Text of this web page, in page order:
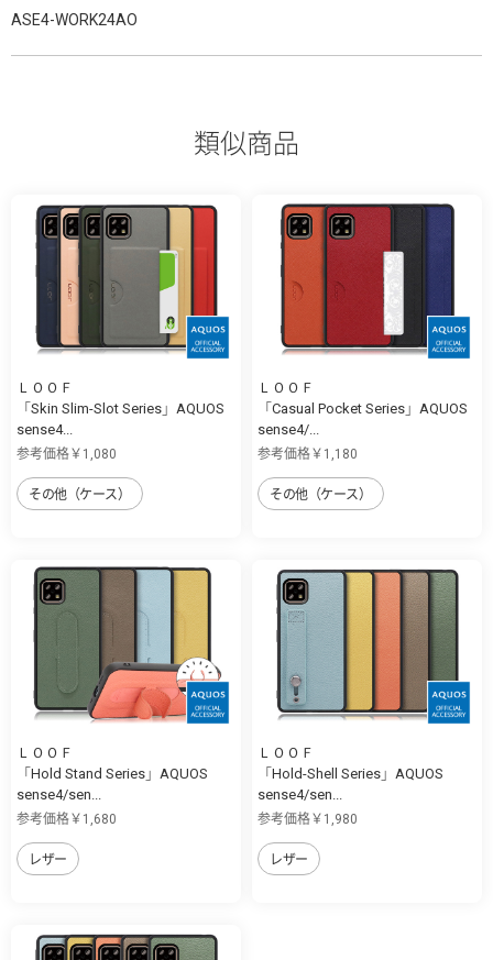
ASE4-WORK24AO
類似商品
ＬＯＯＦ
「Skin Slim-Slot Series」AQUOS
sense4...
参考価格￥1,080
その他（ケース）
ＬＯＯＦ
「Casual Pocket Series」AQUOS
sense4/...
参考価格￥1,180
その他（ケース）
ＬＯＯＦ
「Hold Stand Series」AQUOS
sense4/sen...
参考価格￥1,680
レザー
ＬＯＯＦ
「Hold-Shell Series」AQUOS
sense4/sen...
参考価格￥1,980
レザー